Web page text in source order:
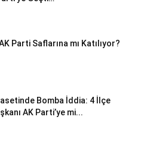
Parti Saflarına mı Katılıyor?
Bomba İddia: 4 İlçe
AK Parti’ye mi...